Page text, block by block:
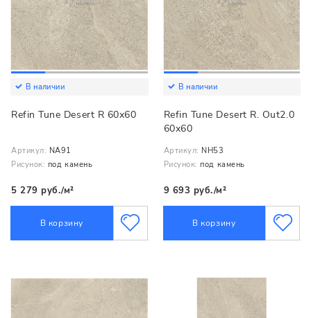
В наличии
Refin Tune Desert R 60x60
Артикул: NA91
Рисунок: под камень
5 279 руб./м²
В корзину
В наличии
Refin Tune Desert R. Out2.0
60x60
Артикул: NH53
Рисунок: под камень
9 693 руб./м²
В корзину